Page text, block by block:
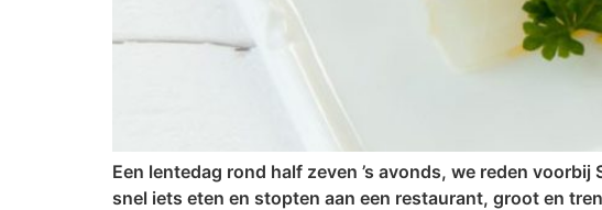
Een lentedag rond half zeven ’s avonds, we reden
snel iets eten en stopten aan een restaurant, groot en